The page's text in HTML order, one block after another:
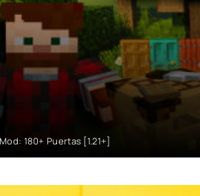
Mod: 180+ Puertas [1.21+]